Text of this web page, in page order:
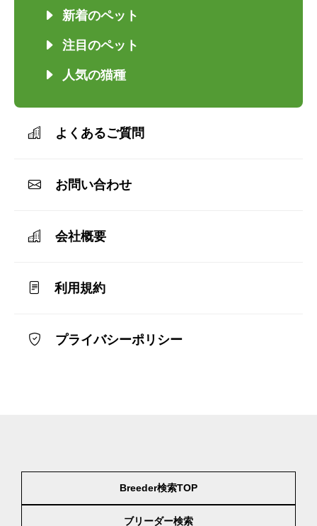
新着のペット
注目のペット
人気の猫種
よくあるご質問
お問い合わせ
会社概要
利用規約
プライバシーポリシー
Breeder検索TOP
ブリーダー検索